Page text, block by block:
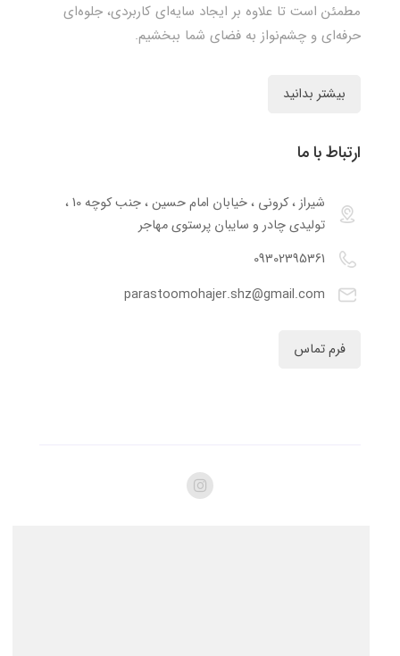
مطمئن است تا علاوه بر ایجاد سایه‌ای کاربردی، جلوه‌ای
حرفه‌ای و چشم‌نواز به فضای شما ببخشیم.
بیشتر بدانید
ارتباط با ما
شیراز ، کرونی ، خیابان امام حسین ، جنب کوچه 10 ،
تولیدی چادر و سایبان پرستوی مهاجر
09302395361
parastoomohajer.shz@gmail.com
فرم تماس